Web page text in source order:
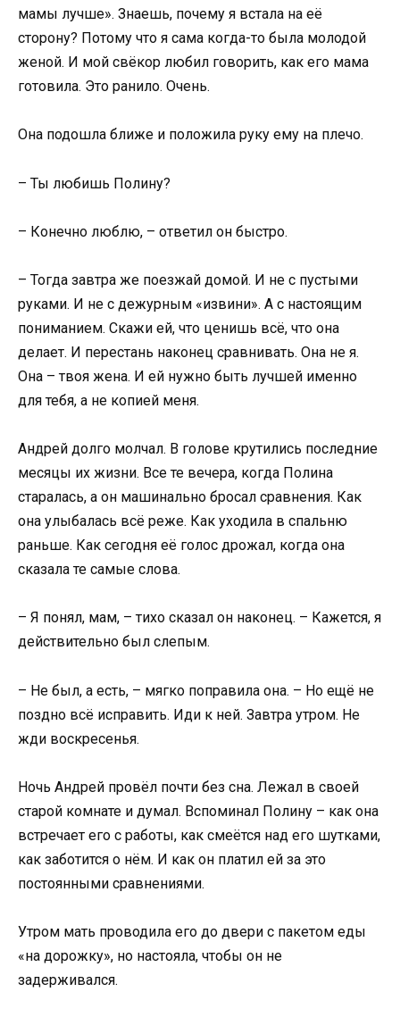
мамы лучше». Знаешь, почему я встала на её
сторону? Потому что я сама когда-то была молодой
женой. И мой свёкор любил говорить, как его мама
готовила. Это ранило. Очень.
Она подошла ближе и положила руку ему на плечо.
– Ты любишь Полину?
– Конечно люблю, – ответил он быстро.
– Тогда завтра же поезжай домой. И не с пустыми
руками. И не с дежурным «извини». А с настоящим
пониманием. Скажи ей, что ценишь всё, что она
делает. И перестань наконец сравнивать. Она не я.
Она – твоя жена. И ей нужно быть лучшей именно
для тебя, а не копией меня.
Андрей долго молчал. В голове крутились последние
месяцы их жизни. Все те вечера, когда Полина
старалась, а он машинально бросал сравнения. Как
она улыбалась всё реже. Как уходила в спальню
раньше. Как сегодня её голос дрожал, когда она
сказала те самые слова.
– Я понял, мам, – тихо сказал он наконец. – Кажется, я
действительно был слепым.
– Не был, а есть, – мягко поправила она. – Но ещё не
поздно всё исправить. Иди к ней. Завтра утром. Не
жди воскресенья.
Ночь Андрей провёл почти без сна. Лежал в своей
старой комнате и думал. Вспоминал Полину – как она
встречает его с работы, как смеётся над его шутками,
как заботится о нём. И как он платил ей за это
постоянными сравнениями.
Утром мать проводила его до двери с пакетом еды
«на дорожку», но настояла, чтобы он не
задерживался.